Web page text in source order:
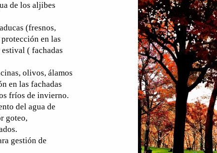
de los aljibes
(fresnos,
en las
( fachadas
olivos, álamos
en las fachadas
fríos de invierno.
del agua de
goteo,
gestión de